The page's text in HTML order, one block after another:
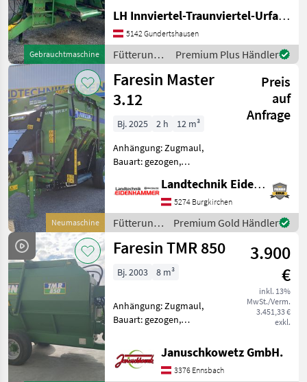
Gebrauchtmaschine
Maschinenmerkmale:
Gelenkwelle, Waage,
Querförderband vorne
Fütterungstechnik
Futtermischwagen
LH Innviertel-Traunviertel-Urfahr eGen, Gundertshausen
5142 Gundertshausen
Fütterungstechnik
/ Faresin
Premium Plus Händler
Neumaschine
Faresin Master
3.12
Preis
auf
Anfrage
Bj. 2025 2 h
12 m³
Anhängung: Zugmaul,
Bauart: gezogen,
Misch-Anordnung:
horizontal, Mischsystem:
Schnecken, Entnahmefräse,
Stützfuß, Wiegeeinrichtung
#FARESIN MAST
Landtechnik Eidenhammer GmbH
5274 Burgkirchen
Fütterungstechnik
/ Faresin
Premium Gold Händler
Faresin TMR 850
3.900
€
inkl. 13%
MwSt./Verm.
3.451,33 €
exkl.
Bj. 2003 8 m³
Anhängung: Zugmaul,
Bauart: gezogen,
Misch-Anordnung:
horizontal, Mischsystem:
Schnecken, Entnahmefräse
Januschkowetz GmbH.
3376 Ennsbach